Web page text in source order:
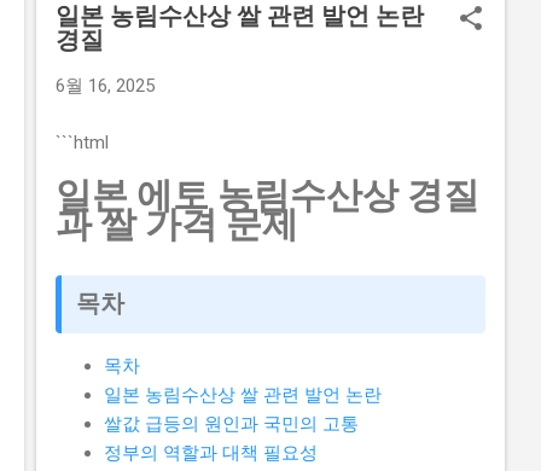
경우도 있습니다. 그렇기 때문에 이 글에서는 로봇기반 공
간컴퓨팅 창업지원사업의 신청방법과 자격요건, 지원 내
용, 실제 혜택 등에 대해서 자세히 설명하고자 합니다. 많
는 과정이 너무 복잡하고 어려워서 포기하는 경우가 있습
금을 마련할 수 있어 창업에 큰 도움이 됩니다. 그렇기 때
문에 이 글에서는 실제로 지원금을 받은 사람들의 후기와
다루고자 하는 내용은 로봇기반 공간컴퓨팅 창업지원사
업의 신청방법과 자격요건, 지원 내용, 실제 혜택 그리고
라서 이 글을 읽는 독자들은 로봇기반 공간컴퓨팅 창업지
원사업에 대한 모든 것을 알 수 있을 것입니다. 지금 신청
하러 가기 📋 목차 이 사업, 정말 받을 수 있을까? 신청 자
격과 준비물 지원 내용과 실제 혜택 단계별 신청 방법 탈
일본 농림수산상 쌀 관련 발언 논란
경질
6월 16, 2025
```html
일본 에토 농림수산상 경질
과 쌀 가격 문제
목차
목차
일본 농림수산상 쌀 관련 발언 논란
쌀값 급등의 원인과 국민의 고통
정부의 역할과 대책 필요성